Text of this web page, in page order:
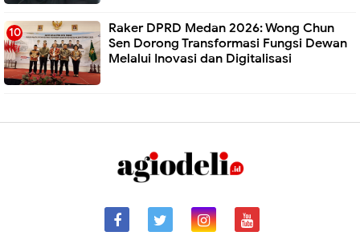
Raker DPRD Medan 2026: Wong Chun
Sen Dorong Transformasi Fungsi Dewan
Melalui Inovasi dan Digitalisasi